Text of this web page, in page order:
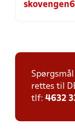
rettes til
tlf: 4632